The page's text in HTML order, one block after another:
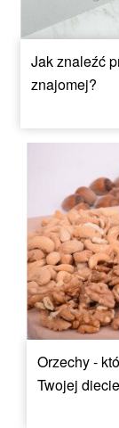
Jak znaleźć
znajomej?
Orzechy -
Twojej